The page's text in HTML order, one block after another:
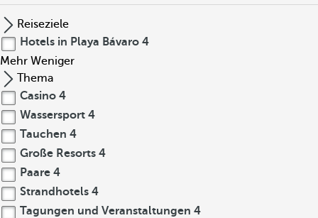
Reiseziele
Hotels in Playa Bávaro 4
Mehr Weniger
Thema
Casino 4
Wassersport 4
Tauchen 4
Große Resorts 4
Paare 4
Strandhotels 4
Tagungen und Veranstaltungen 4